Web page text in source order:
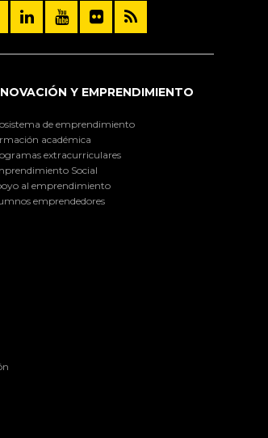
Y EMPRENDIMIENTO
de emprendimiento
académica
extracurriculares
Social
al emprendimiento
emprendedores